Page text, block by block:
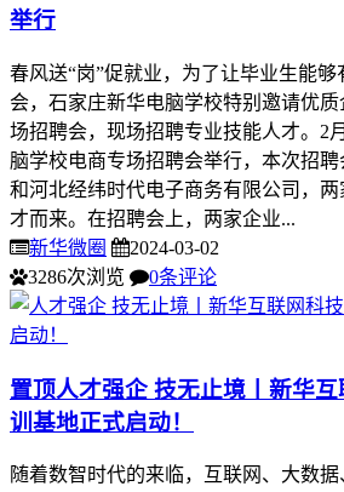
举行
春风送“岗”促就业，为了让毕业生能
会，石家庄新华电脑学校特别邀请优
场招聘会，现场招聘专业技能人才。2
脑学校电商专场招聘会举行，本次招
和河北经纬时代电子商务有限公司，
才而来。在招聘会上，两家企业...
新华微圈
2024-03-02
3286次浏览
0条评论
置顶人才强企 技无止境丨新华
训基地正式启动！
随着数智时代的来临，互联网、大数